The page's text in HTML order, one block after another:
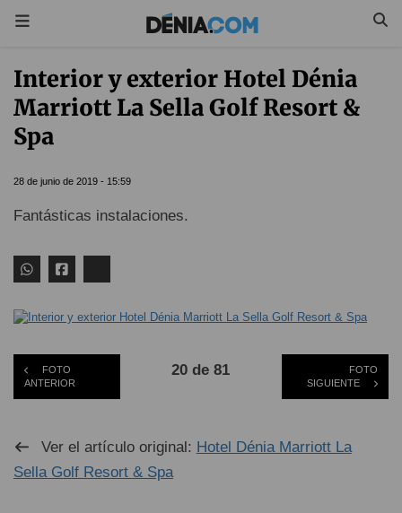
Interior y exterior Hotel Dénia
Marriott La Sella Golf Resort &
Spa
28 de junio de 2019 - 15:59
Fantásticas instalaciones.
FOTO
ANTERIOR
20 de 81
FOTO
SIGUIENTE
Ver el artículo original: Hotel Dénia Marriott La
Sella Golf Resort & Spa